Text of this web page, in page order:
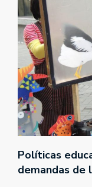
Políticas
demandas de